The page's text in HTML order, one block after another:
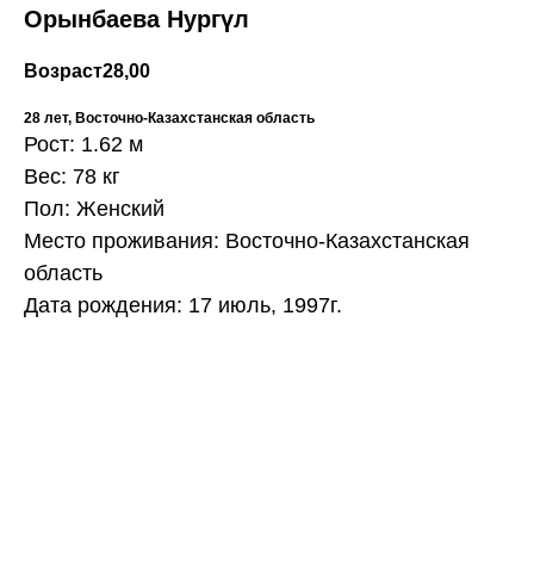
Орынбаева Нургүл
Возраст28,00
28 лет, Восточно-Казахстанская область
Рост: 1.62 м
Вес: 78 кг
Пол: Женский
Место проживания: Восточно-Казахстанская
область
Дата рождения: 17 июль, 1997г.